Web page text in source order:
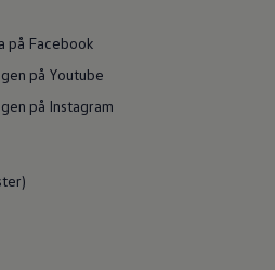
på Facebook
på Youtube
på Instagram